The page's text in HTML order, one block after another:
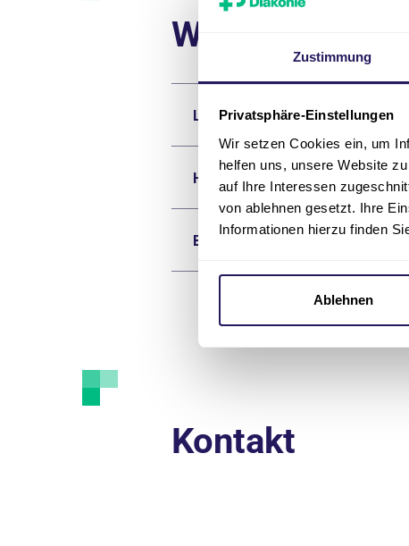
Zustimmung
Privatsphäre-Einstellungen
Wir setzen Cookies ein, um
helfen uns, unsere Website
auf Ihre Interessen
von ablehnen gesetzt. Ihre
Informationen hierzu finden
Ablehnen
Weiter zu
Langzeitpflege
Häusliche Pflege
Beratung & Aufnahme
Kontakt